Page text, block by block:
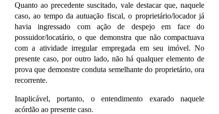
Quanto ao precedente suscitado, vale destacar que, naquele
caso, ao tempo da autuação fiscal, o proprietário/locador já
havia ingressado com ação de despejo em face do
possuidor/locatário, o que demonstra que não compactuava
com a atividade irregular empregada em seu imóvel. No
presente caso, por outro lado, não há qualquer elemento de
prova que demonstre conduta semelhante do proprietário, ora
recorrente.
Inaplicável, portanto, o entendimento exarado naquele
acórdão ao presente caso.